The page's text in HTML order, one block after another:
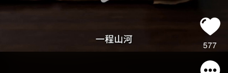
577